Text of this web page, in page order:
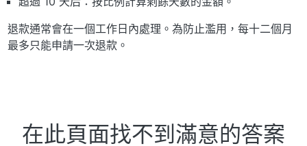
退款通常會在一個工作日內處理。為防止濫用，每十二個月
最多只能申請一次退款。
在此頁面找不到滿意的答案